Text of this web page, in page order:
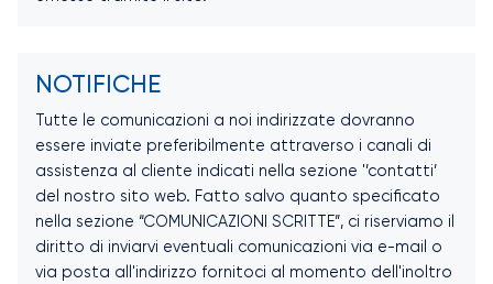
NOTIFICHE
Tutte le comunicazioni a noi indirizzate dovranno
essere inviate preferibilmente attraverso i canali di
assistenza al cliente indicati nella sezione '’contatti’
del nostro sito web. Fatto salvo quanto specificato
nella sezione “COMUNICAZIONI SCRITTE”, ci riserviamo il
diritto di inviarvi eventuali comunicazioni via e-mail o
via posta all'indirizzo fornitoci al momento dell'inoltro